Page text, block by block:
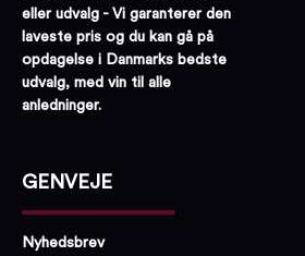
eller udvalg - Vi garanterer den
laveste pris og du kan gå på
opdagelse i Danmarks bedste
udvalg, med vin til alle
anledninger.
GENVEJE
Nyhedsbrev